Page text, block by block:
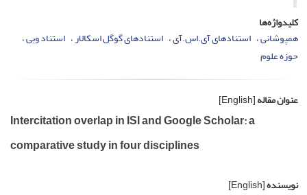
کلیدواژه‌ها
همپوشانی استنادهای آی.اس.آی استنادهای گوگل اسکالار استناد وبی
حوزه علوم
عنوان مقاله[English]
Intercitation overlap in ISI and Google Scholar: a
comparative study in four disciplines
نویسنده[English]